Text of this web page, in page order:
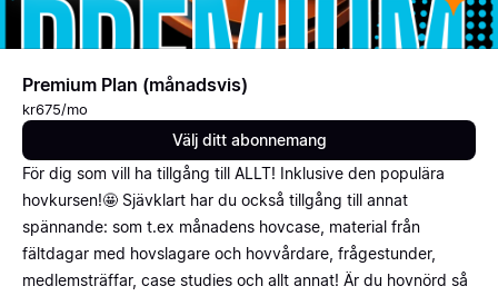
Premium Plan (månadsvis)
kr675/mo
Välj ditt abonnemang
För dig som vill ha tillgång till ALLT! Inklusive den populära
hovkursen!🤩 Sjävklart har du också tillgång till annat
spännande: som t.ex månadens hovcase, material från
fältdagar med hovslagare och hovvårdare, frågestunder,
medlemsträffar, case studies och allt annat! Är du hovnörd så